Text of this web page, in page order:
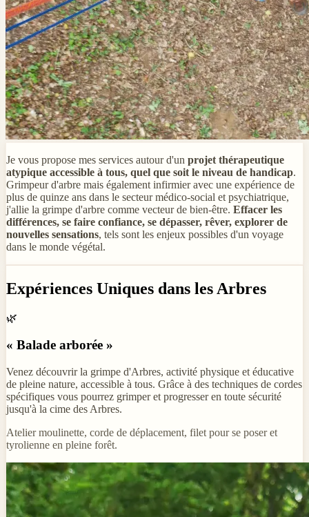
Je vous propose mes services autour d'un projet thérapeutique
atypique accessible à tous, quel que soit le niveau de handicap.
Grimpeur d'arbre mais également infirmier avec une expérience de
plus de quinze ans dans le secteur médico-social et psychiatrique,
j'allie la grimpe d'arbre comme vecteur de bien-être. Effacer les
différences, se faire confiance, se dépasser, rêver, explorer de
nouvelles sensations, tels sont les enjeux possibles d'un voyage
dans le monde végétal.
Expériences Uniques dans les Arbres
🌿
« Balade arborée »
Venez découvrir la grimpe d'Arbres, activité physique et éducative
de pleine nature, accessible à tous. Grâce à des techniques de cordes
spécifiques vous pourrez grimper et progresser en toute sécurité
jusqu'à la cime des Arbres.
Atelier moulinette, corde de déplacement, filet pour se poser et
tyrolienne en pleine forêt.